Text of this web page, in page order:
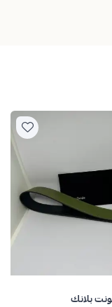
بلانك